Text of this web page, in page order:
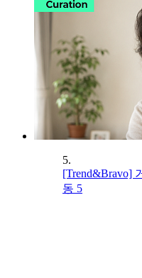
5.
[Trend&Bravo]
동 5